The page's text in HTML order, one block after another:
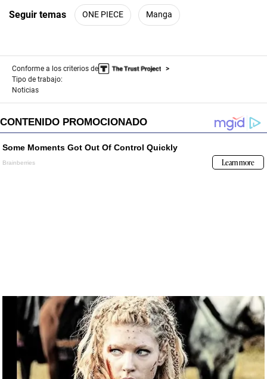
Seguir temas ONE PIECE Manga
Conforme a los criterios de
Tipo de trabajo:
Noticias